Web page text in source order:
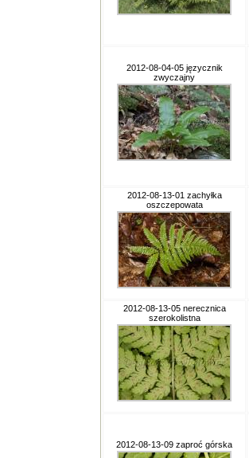
2012-08-04-05 języcznik
zwyczajny
2012-08-13-01 zachyłka
oszczepowata
2012-08-13-05 nerecznica
szerokolistna
2012-08-13-09 zaproć górska